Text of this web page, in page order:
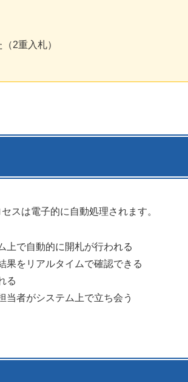
2重入札）
スは電子的に自動処理されます。
上で自動的に開札が行われる
果をリアルタイムで確認できる
る
当者がシステム上で立ち会う